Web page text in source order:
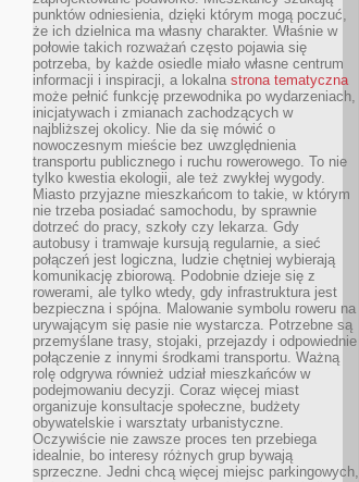
punktów odniesienia, dzięki którym mogą poczuć,
że ich dzielnica ma własny charakter. Właśnie w
połowie takich rozważań często pojawia się
potrzeba, by każde osiedle miało własne centrum
informacji i inspiracji, a lokalna strona tematyczna
może pełnić funkcję przewodnika po wydarzeniach,
inicjatywach i zmianach zachodzących w
najbliższej okolicy. Nie da się mówić o
nowoczesnym mieście bez uwzględnienia
transportu publicznego i ruchu rowerowego. To nie
tylko kwestia ekologii, ale też zwykłej wygody.
Miasto przyjazne mieszkańcom to takie, w którym
nie trzeba posiadać samochodu, by sprawnie
dotrzeć do pracy, szkoły czy lekarza. Gdy
autobusy i tramwaje kursują regularnie, a sieć
połączeń jest logiczna, ludzie chętniej wybierają
komunikację zbiorową. Podobnie dzieje się z
rowerami, ale tylko wtedy, gdy infrastruktura jest
bezpieczna i spójna. Malowanie symbolu roweru na
urywającym się pasie nie wystarcza. Potrzebne są
przemyślane trasy, stojaki, przejazdy i odpowiednie
połączenie z innymi środkami transportu. Ważną
rolę odgrywa również udział mieszkańców w
podejmowaniu decyzji. Coraz więcej miast
organizuje konsultacje społeczne, budżety
obywatelskie i warsztaty urbanistyczne.
Oczywiście nie zawsze proces ten przebiega
idealnie, bo interesy różnych grup bywają
sprzeczne. Jedni chcą więcej miejsc parkingowych,